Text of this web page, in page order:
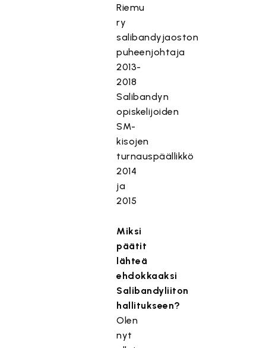
Riemu
ry
salibandyjaoston
puheenjohtaja
2013-
2018
Salibandyn
opiskelijoiden
SM-
kisojen
turnauspäällikkö
2014
ja
2015
Miksi
päätit
lähteä
ehdokkaaksi
Salibandyliiton
hallitukseen?
Olen
nyt